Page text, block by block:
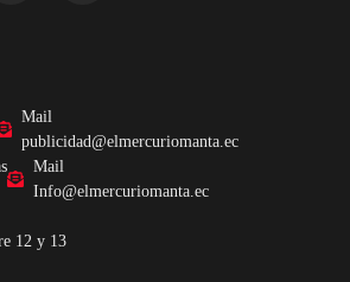
Mail
publicidad@elmercuriomanta.ec
Mail
Info@elmercuriomanta.ec
12 y 13